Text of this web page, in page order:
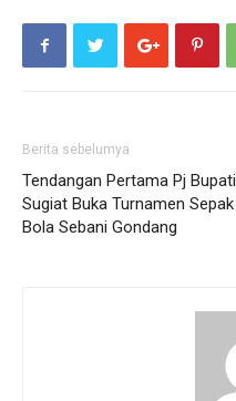
Berita sebelumya
Tendangan Pertama Pj Bupati
Sugiat Buka Turnamen Sepak
Bola Sebani Gondang